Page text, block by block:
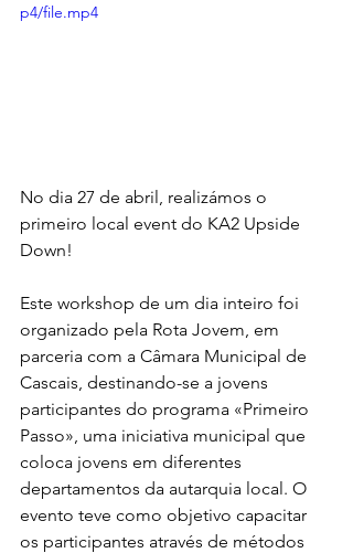
p4/file.mp4
No dia 27 de abril, realizámos o
primeiro local event do KA2 Upside
Down!
Este workshop de um dia inteiro foi
organizado pela Rota Jovem, em
parceria com a Câmara Municipal de
Cascais, destinando-se a jovens
participantes do programa «Primeiro
Passo», uma iniciativa municipal que
coloca jovens em diferentes
departamentos da autarquia local. O
evento teve como objetivo capacitar
os participantes através de métodos